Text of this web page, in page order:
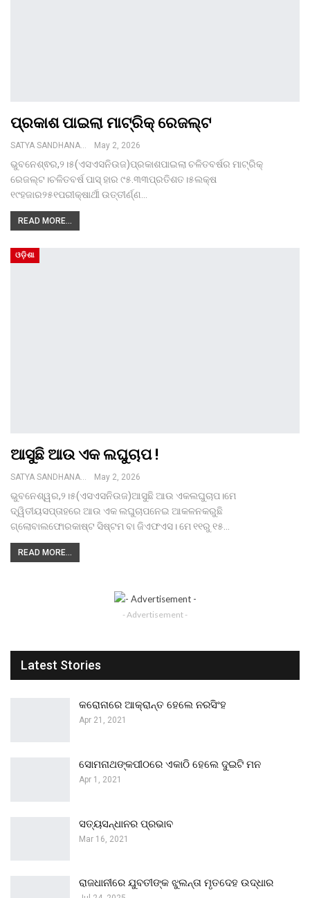
ପ୍ରକାଶ ପାଇଲା ମାଟ୍ରିକ୍‌ ରେଜଲ୍ଟ
SATYA SANDHANA DESK May 2, 2026
ଭୁବନେଶ୍ଵର,୨।୫(ଏସଏସନିଉଜ)ପ୍ରକାଶପାଇଲା ଚଳିତବର୍ଷର ମାଟ୍ରିକ୍‌
ରେଜଲ୍ଟ।ଚଳିତବର୍ଷ ପାସ୍ ହାର ୯୫.୩୩ପ୍ରତିଶତ।୫ଲକ୍ଷ
୧୯ହଜାର୨୫୧ପରୀକ୍ଷାର୍ଥୀ ଉତ୍ତୀର୍ଣ୍ଣ…
READ MORE...
ଓଡ଼ିଶା
ଆସୁଛି ଆଉ ଏକ ଲଘୁଚାପ !
SATYA SANDHANA DESK May 2, 2026
ଭୁବନେଶ୍ୱର,୨।୫(ଏସଏସନିଉଜ)ଆସୁଛି ଆଉ ଏକଲଘୁଚାପ।ମେ
ଦ୍ୱିତୀୟସପ୍ତାହରେ ଆଉ ଏକ ଲଘୁଚାପନେଇ ଆକଳନକରୁଛି
ଗ୍ଲୋବାଲଫୋରକାଷ୍ଟ ସିଷ୍ଟମ ବା ଜିଏଫଏସ। ମେ ୧୧ରୁ ୧୫…
READ MORE...
- Advertisement -
Latest Stories
କରୋନାରେ ଆକ୍ରାନ୍ତ ହେଲେ ନରସିଂହ
Apr 21, 2021
ସୋମନାଥଙ୍କପୀଠରେ ଏକାଠି ହେଲେ ଦୁଇଟି ମନ
Apr 1, 2021
ସତ୍ୟସନ୍ଧାନର ପ୍ରଭାବ
Mar 16, 2021
ରାଜଧାନୀରେ ଯୁବତୀଙ୍କ ଝୁଲନ୍ତା ମୃତଦେହ ଉଦ୍ଧାର